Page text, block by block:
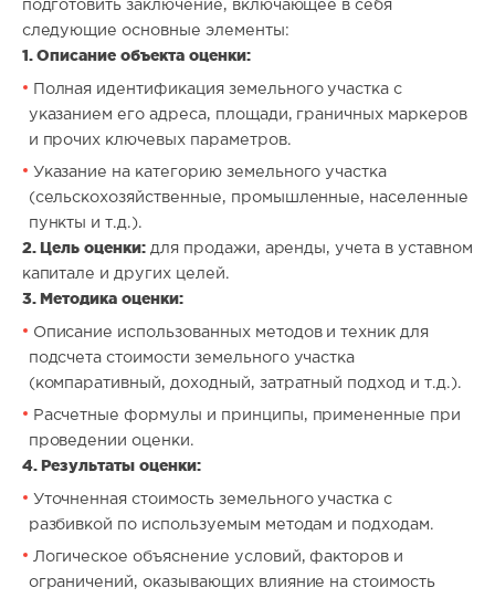
подготовить заключение, включающее в себя
следующие основные элементы:
1. Описание объекта оценки:
Полная идентификация земельного участка с
указанием его адреса, площади, граничных маркеров
и прочих ключевых параметров.
Указание на категорию земельного участка
(сельскохозяйственные, промышленные, населенные
пункты и т.д.).
2. Цель оценки: для продажи, аренды, учета в уставном
капитале и других целей.
3. Методика оценки:
Описание использованных методов и техник для
подсчета стоимости земельного участка
(компаративный, доходный, затратный подход и т.д.).
Расчетные формулы и принципы, примененные при
проведении оценки.
4. Результаты оценки:
Уточненная стоимость земельного участка с
разбивкой по используемым методам и подходам.
Логическое объяснение условий, факторов и
ограничений, оказывающих влияние на стоимость